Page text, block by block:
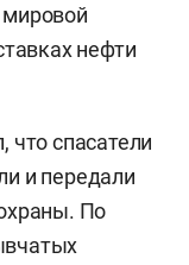
нефти
что спасатели
и передали
По